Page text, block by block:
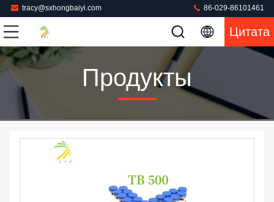
tracy@sxhongbaiyi.com 86-029-86101461
Цитата
Продукты